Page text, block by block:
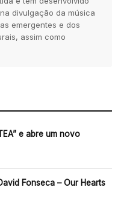
divulgação da música
emergentes e dos
assim como
e abre um novo
Fonseca – Our Hearts